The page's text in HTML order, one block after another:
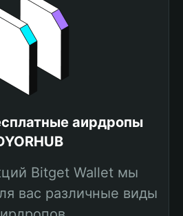
аирдропы
Bitget Wallet мы
вас различные виды